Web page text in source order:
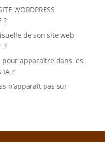
WORDPRESS
?
de son site web
?
apparaître dans les
IA ?
n’apparaît pas sur